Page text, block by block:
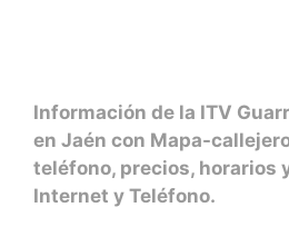
Información de la ITV
en Jaén con Mapa-
teléfono, precios, horarios
Internet y Teléfono.